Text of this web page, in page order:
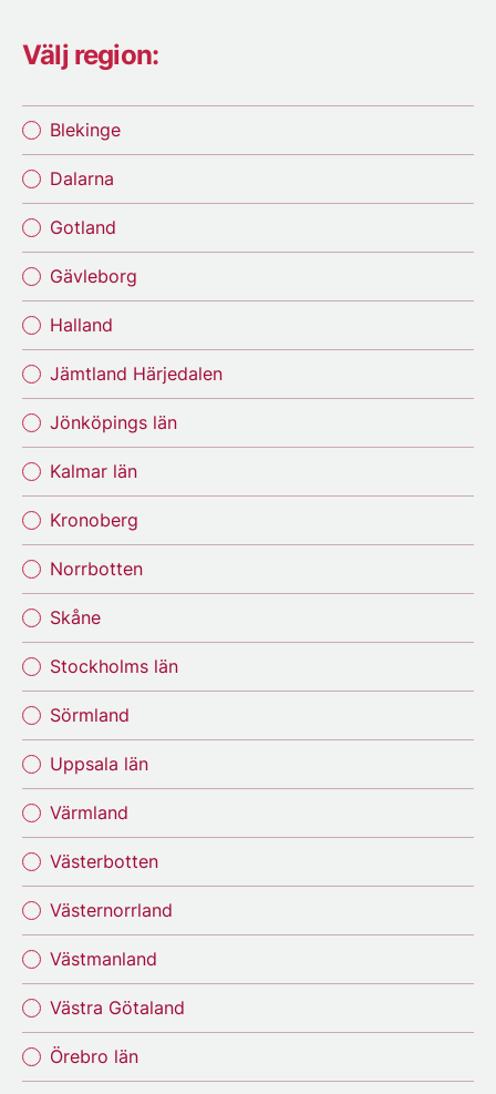
Välj region:
Blekinge
Dalarna
Gotland
Gävleborg
Halland
Jämtland Härjedalen
Jönköpings län
Kalmar län
Kronoberg
Norrbotten
Skåne
Stockholms län
Sörmland
Uppsala län
Värmland
Västerbotten
Västernorrland
Västmanland
Västra Götaland
Örebro län